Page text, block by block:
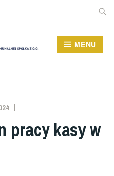
MENU
pracy kasy w